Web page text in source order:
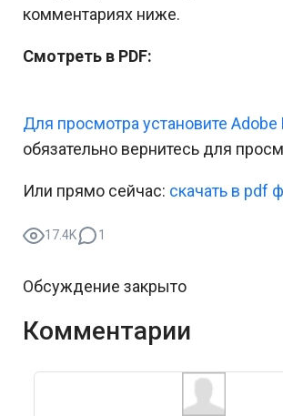
комментариях ниже.
Смотреть в PDF:
Для просмотра установите Adobe
обязательно вернитесь для
Или прямо сейчас: cкачать в pdf
17.4K 1
Обсуждение закрыто
Комментарии